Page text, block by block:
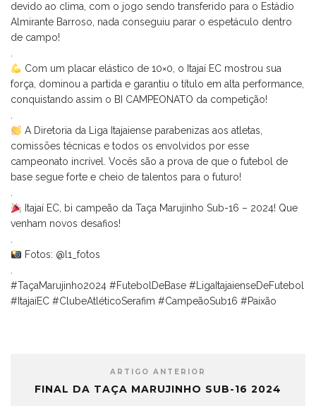
devido ao clima, com o jogo sendo transferido para o Estádio
Almirante Barroso, nada conseguiu parar o espetáculo dentro
de campo!
.
Com um placar elástico de 10×0, o Itajaí EC mostrou sua
força, dominou a partida e garantiu o título em alta performance,
conquistando assim o BI CAMPEONATO da competição!
.
A Diretoria da Liga Itajaiense parabenizas aos atletas,
comissões técnicas e todos os envolvidos por esse
campeonato incrível. Vocês são a prova de que o futebol de
base segue forte e cheio de talentos para o futuro!
.
Itajaí EC, bi campeão da Taça Marujinho Sub-16 – 2024! Que
venham novos desafios!
.
Fotos: @l1_fotos
.
#TaçaMarujinho2024 #FutebolDeBase #LigaItajaienseDeFutebol
#ItajaíEC #ClubeAtléticoSerafim #CampeãoSub16 #Paixão
ARTIGO ANTERIOR
FINAL DA TAÇA MARUJINHO SUB-16 2024